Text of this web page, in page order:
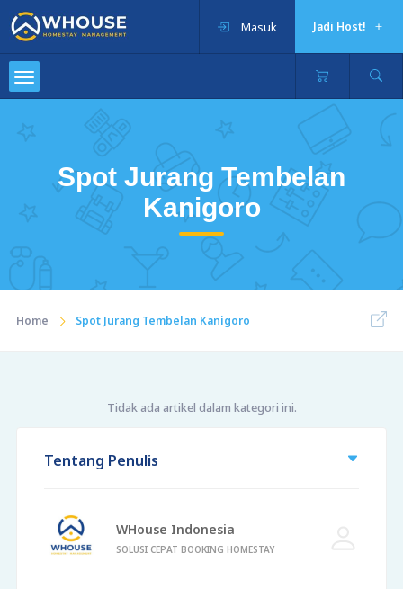
Jadi Host!
Masuk
Spot Jurang Tembelan
Kanigoro
Home Spot Jurang Tembelan Kanigoro
Tidak ada artikel dalam kategori ini.
Tentang Penulis
WHouse Indonesia
SOLUSI CEPAT BOOKING HOMESTAY